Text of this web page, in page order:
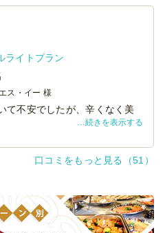
おり、各々が好きなものを選
。
と思います。
ライトプラン
ス・イー 様
て不安でしたが、辛くなく美
いと思いました。
続きを表示する
口コミをもっと見る（51）